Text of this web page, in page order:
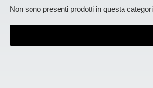
Non sono presenti prodotti in questa